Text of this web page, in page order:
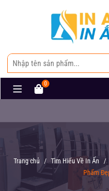
0
Trang chủ / Tìm Hiểu Về In Ấn /
Phẩm